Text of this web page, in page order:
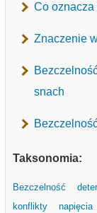
Co
Znaczenie
snach
Taksonomia:
Bezczelność
konflikty
napięcia